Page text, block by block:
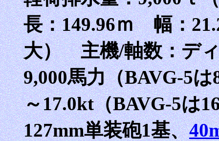
長：149.96ｍ 幅：
大） 主機/軸数：デ
9,000馬力（BAVG-5
～17.0kt（BAVG-5は
127mm単装砲1基、